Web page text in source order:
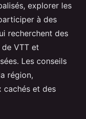
explorer les
à des
recherchent des
VTT et
Les conseils
région,
cachés et des